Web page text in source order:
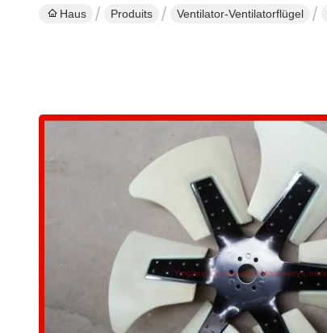
Haus Produits Ventilator-Ventilatorflügel